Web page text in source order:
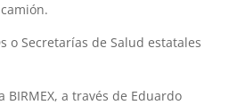
o Secretarías de Salud estatales
a través de Eduardo